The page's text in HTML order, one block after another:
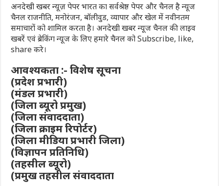
अनदेखी खबर न्यूज़ पेपर भारत का सर्वश्रेष्ठ पेपर और चैनल है न्यूज
चैनल राजनीति, मनोरंजन, बॉलीवुड, व्यापार और खेल में नवीनतम
समाचारों को शामिल करता है। अनदेखी खबर न्यूज चैनल की लाइव
खबरें एवं ब्रेकिंग न्यूज के लिए हमारे चैनल को Subscribe, like,
share करे।
आवश्यकता :- विशेष सूचना
(प्रदेश प्रभारी)
(मंडल प्रभारी)
(जिला ब्यूरो प्रमुख)
(जिला संवाददाता)
(जिला क्राइम रिपोर्टर)
(जिला मीडिया प्रभारी जिला)
(विज्ञापन प्रतिनिधि)
(तहसील ब्यूरो)
(प्रमुख तहसील संवाददाता